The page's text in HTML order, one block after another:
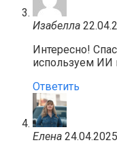
Изабелла
Интересно!
используем ИИ
Ответить
Елена